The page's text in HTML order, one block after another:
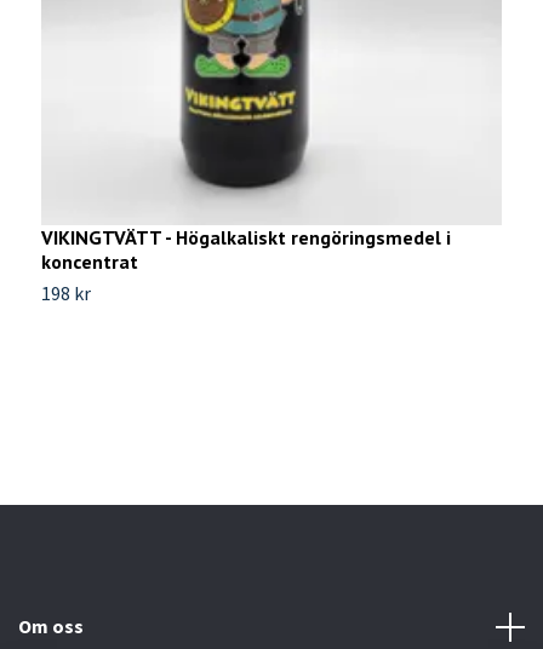
VIKINGTVÄTT - Högalkaliskt rengöringsmedel i
koncentrat
198 kr
Om oss